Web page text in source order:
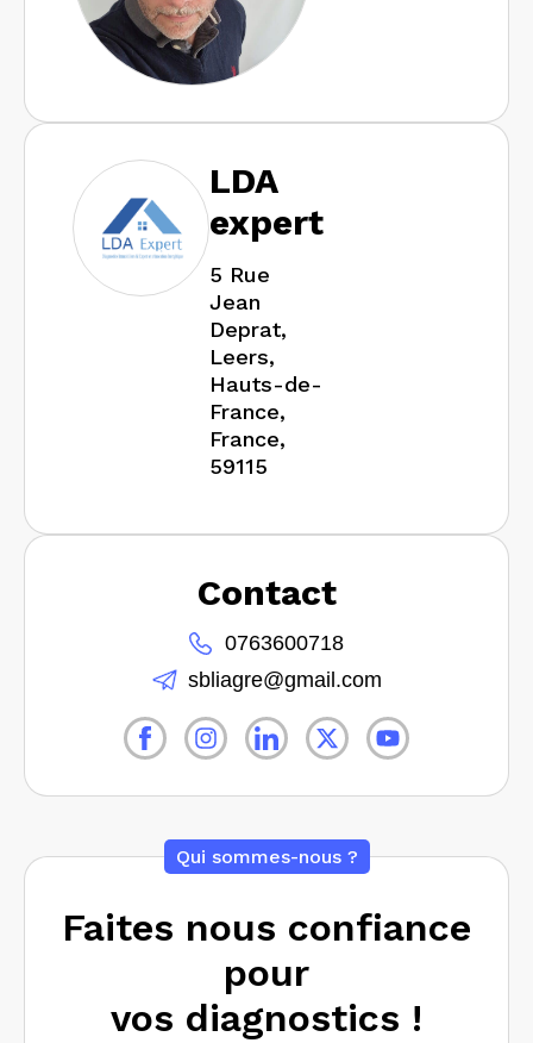
LDA
expert
5 Rue
Jean
Deprat,
Leers,
Hauts-de-
France,
France,
59115
Contact
0763600718
sbliagre@gmail.com
Qui sommes-nous ?
Faites nous confiance
pour
vos diagnostics !